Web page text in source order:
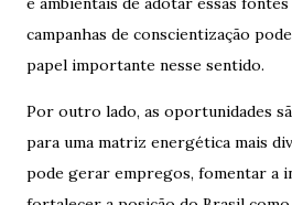
campanhas de conscientização
papel importante nesse sentido.
Por outro lado, as oportunidades
para uma matriz energética mais
pode gerar empregos, fomentar a